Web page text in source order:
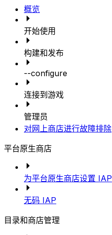
概览
开始使用
构建和发布
--configure
连接到游戏
管理员
对网上商店进行故障排除
平台原生商店
为平台原生商店设置 IAP
无码 IAP
目录和商店管理